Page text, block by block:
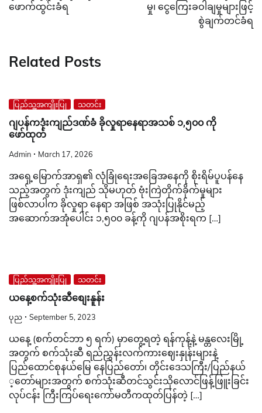
ဖောက်ထွင်းခံရ​
မှု၊ ငွေကြေးခဝါချမှုများဖြင့်
စွဲချက်တင်ခံရ
Related Posts
ပြည်သူ့အကျိုးပြု သတင်း
ဂျပန်ကဒုံးကျည်ဒဏ်ခံ ခိုလှုရာနေရာအသစ် ၁,၅၀၀ ကို
ဖော်ထုတ်
Admin March 17, 2026
အရှေ့မြောက်အာရှ၏ လုံခြုံရေးအခြေအနေကို စိုးရိမ်ပူပန်နေ
သည့်အတွက် ဒုံးကျည် သိုမဟုတ် ဗုံးကြဲတိုက်ခိုက်မှုများ
ဖြစ်လာပါက ခိုလှုရာ နေရာ အဖြစ် အသုံးပြုနိုင်မည့်
အဆောက်အအုံပေါင်း ၁,၅၀၀ ခန့်ကို ဂျပန်အစိုးရက […]
ပြည်သူ့အကျိုးပြု သတင်း
ယနေ့စက်သုံးဆီစျေးနူန်း
ပုည September 5, 2023
ယနေ့ (စက်တင်ဘာ ၅ ရက်) မှာတွေ့ရတဲ့ ရန်ကုန့်နဲ့ မန္တလေးမြို့
အတွက် စက်သုံးဆီ ရည်ညွှန်းလက်ကားဈေးနှုန်းများနဲ့
ပြည်ထောင်စုနယ်မြေ နေပြည်တော်၊ တိုင်းဒေသကြီး/ပြည်နယ်
့တော်များအတွက် စက်သုံးဆီတင်သွင်းသိုလောင်ဖြန့်ဖြူးခြင်း
လုပ်ငန်း ကြီးကြပ်ရေးကော်မတီကထုတ်ပြန်တဲ့ […]